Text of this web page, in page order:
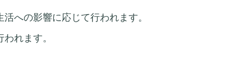
への影響に応じて行われます。
れます。